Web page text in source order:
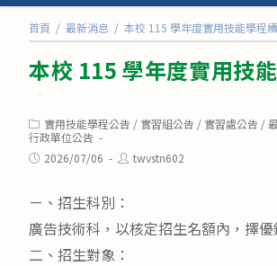
首頁 / 最新消息 / 本校 115 學年度實用技能學程
本校 115 學年度實用技
Post
category:
實用技能學程公告 / 實習組公告 / 實習處公告 /
行政單位公告
Post2026/07/06
Posttwvstn602
ㄧ、招生科別：
廣告技術科，以核定招生名額內，擇優
二、招生對象：